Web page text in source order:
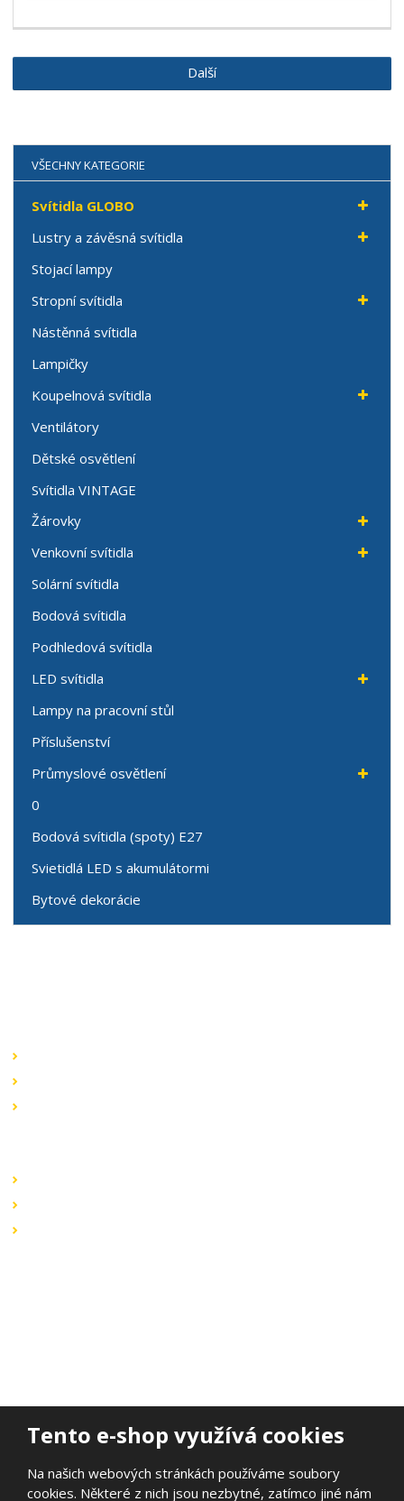
Tento e-shop využívá cookies
Na našich webových stránkách používáme soubory
cookies. Některé z nich jsou nezbytné, zatímco jiné nám
Další
VŠECHNY KATEGORIE
Svítidla GLOBO
Lustry a závěsná svítidla
Stojací lampy
Stropní svítidla
Nástěnná svítidla
Lampičky
Koupelnová svítidla
Ventilátory
Dětské osvětlení
Svítidla VINTAGE
Žárovky
Venkovní svítidla
Solární svítidla
Bodová svítidla
Podhledová svítidla
LED svítidla
Lampy na pracovní stůl
Příslušenství
Průmyslové osvětlení
0
Bodová svítidla (spoty) E27
Svietidlá LED s akumulátormi
Bytové dekorácie